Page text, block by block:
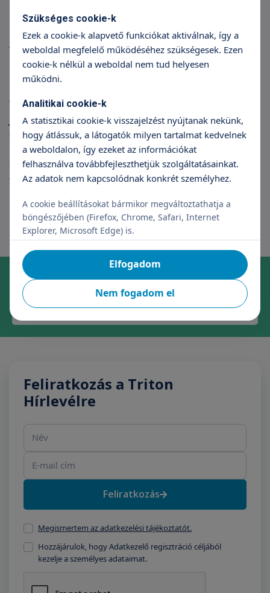
újraoltás sem újszülöttkorban, se serdülőkorban.
Arra vonatkozóan nincs tudományos bizonyíték,
hogy a születés utáni napokban azonnal megadott
BCG-vel szemben előnyösebb a későbbi időpontban
TritonLife Róbert Magánkórházban ezért nem
javasoljuk, hogy későbbi időpontban adassák be az
oltást. Ha a BCG oltást a szülők később szeretnék
beadatni, akkor az oltás beadását
gyermekgyógyászati ambuláns vizsgálat részeként,
térítés ellenében tudjuk vállalni. Előjegyzést a
kérni.
Online időpontfoglalás szakrendelésre
Foglaljon időpontot kényelmesen, néhány kattintással!
Időpontfoglalás
Feliratkozás a Triton
Hírlevélre
Név
E-mail cím
Feliratkozás
Megismertem az adatkezelési tájékoztatót.
Hozzájárulok, hogy Adatkezelő regisztráció céljából
kezelje a személyes adataimat.
Szükséges cookie-k
Ezek a cookie-k alapvető funkciókat aktiválnak, így a
weboldal megfelelő működéséhez szükségesek. Ezen
cookie-k nélkül a weboldal nem tud helyesen
működni.
Analitikai cookie-k
A statisztikai cookie-k visszajelzést nyújtanak nekünk,
hogy átlássuk, a látogatók milyen tartalmat kedvelnek
a weboldalon, így ezeket az információkat
felhasználva továbbfejleszthetjük szolgáltatásainkat.
Az adatok nem kapcsolódnak konkrét személyhez.
A cookie beállításokat bármikor megváltoztathatja a
böngészőjében (Firefox, Chrome, Safari, Internet
Explorer, Microsoft Edge) is.
Nem fogadom el
Elfogadom